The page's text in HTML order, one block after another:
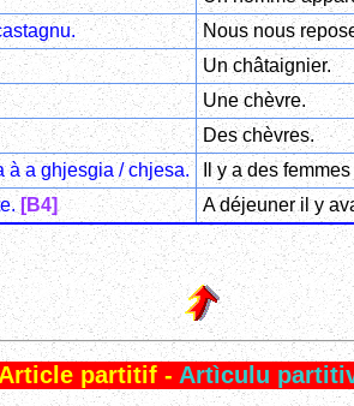
Nous nous
Un châtaignier.
Une chèvre.
Des chèvres.
à a ghjesgia / chjesa.
Il y a des
[B4] A déjeuner il y
Article partitif - Artìculu